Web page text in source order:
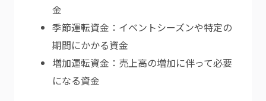
金
季節運転資金：イベントシーズンや特定の
期間にかかる資金
増加運転資金：売上高の増加に伴って必要
になる資金